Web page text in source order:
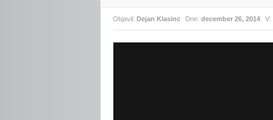
Objavil:Dejan Klasinc Dne:december 26, 2014 V: